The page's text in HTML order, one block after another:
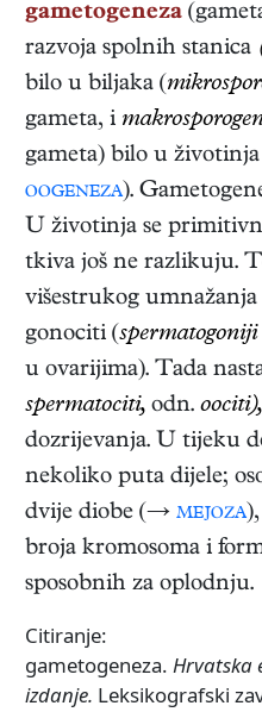
gametogeneza
razvoja spolnih stanica
bilo u biljaka (
gameta, i
gameta) bilo u
oogeneza).
U životinja se
tkiva još ne razlikuju.
višestrukog
gonociti (spermatogoniji
u ovarijima). Tada
spermatociti, odn. oociti),
dozrijevanja. U tijeku
nekoliko puta dijele;
dvije diobe (→ mejoza
broja kromosoma i
sposobnih za oplodnju.
Citiranje:
gametogeneza. Hrvatska
izdanje. Leksikografski